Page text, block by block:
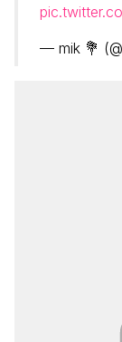
— mik 💐